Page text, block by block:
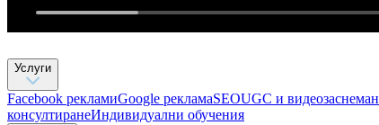
Услуги
Facebook рекламиGoogle рекламаSEOUGC и
консултиране​Индивидуални обучения